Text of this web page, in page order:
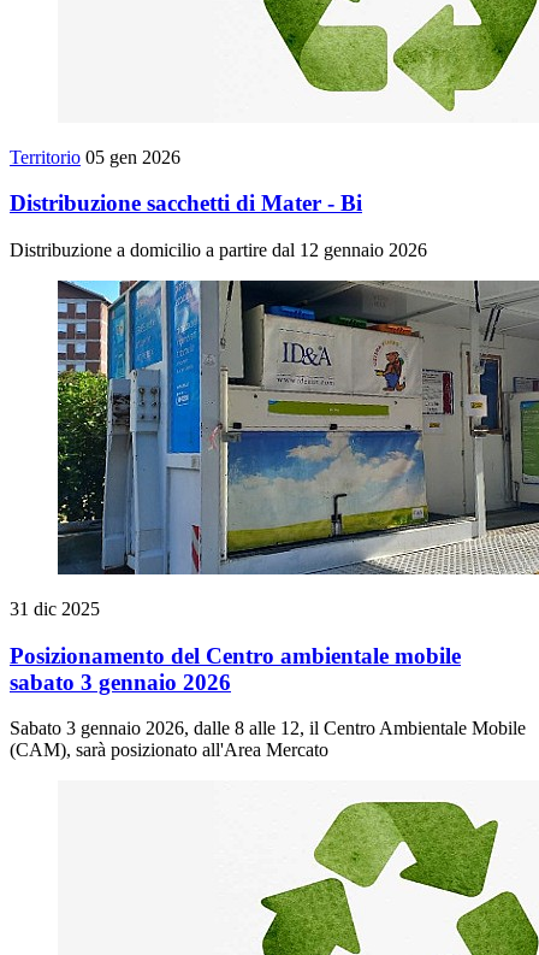
Territorio 05 gen 2026
Distribuzione sacchetti di Mater - Bi
Distribuzione a domicilio a partire dal 12 gennaio 2026
31 dic 2025
Posizionamento del Centro ambientale mobile
sabato 3 gennaio 2026
Sabato 3 gennaio 2026, dalle 8 alle 12, il Centro Ambientale Mobile
(CAM), sarà posizionato all'Area Mercato